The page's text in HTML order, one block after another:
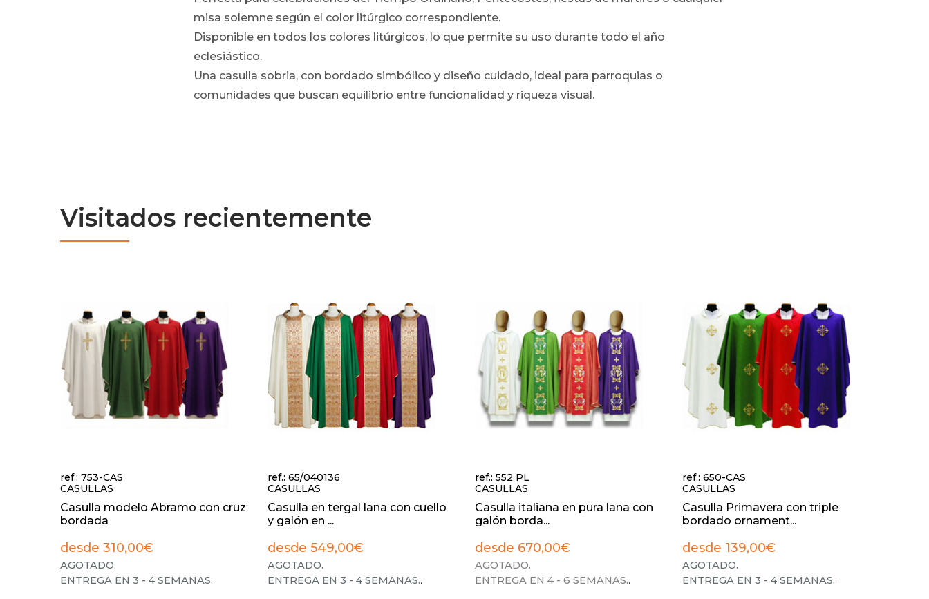
misa solemne según el color litúrgico correspondiente.
Disponible en todos los colores litúrgicos, lo que permite su uso durante todo el año
eclesiástico.
Una casulla sobria, con bordado simbólico y diseño cuidado, ideal para parroquias o
comunidades que buscan equilibrio entre funcionalidad y riqueza visual.
Visitados recientemente
ref.: 753-CAS
CASULLAS
Casulla modelo Abramo con cruz
bordada
desde 310,00€
AGOTADO.
ENTREGA EN 3 - 4 SEMANAS..
ref.: 65/040136
CASULLAS
Casulla en tergal lana con cuello
y galón en ...
desde 549,00€
AGOTADO.
ENTREGA EN 3 - 4 SEMANAS..
ref.: 552 PL
CASULLAS
Casulla italiana en pura lana con
galón borda...
desde 670,00€
AGOTADO.
ENTREGA EN 4 - 6 SEMANAS..
ref.: 650-CAS
CASULLAS
Casulla Primavera con triple
bordado ornament...
desde 139,00€
AGOTADO.
ENTREGA EN 3 - 4 SEMANAS..